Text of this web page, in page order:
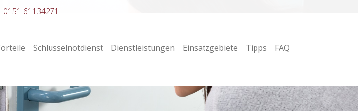
Schlüsselnotdienst Dienstleistungen Einsatzgebiete Tipps FAQ
0151 61134271